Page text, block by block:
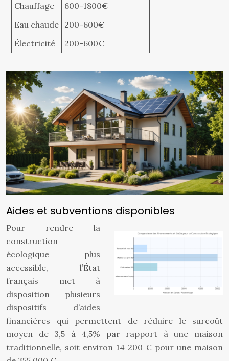
Chauffage
600-1800€
Eau chaude 200-600€
Électricité
200-600€
Aides et subventions disponibles
Pour rendre la
construction
écologique plus
accessible, l’État
français met à
disposition plusieurs
dispositifs d’aides
financières qui permettent de réduire le surcoût
moyen de 3,5 à 4,5% par rapport à une maison
traditionnelle, soit environ 14 200 € pour une maison